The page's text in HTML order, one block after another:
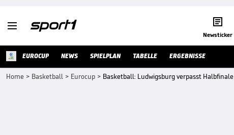
 
Newsticker
EUROCUP NEWS SPIELPLAN TABELLE ERGEBNISSE
Home > Basketball > Eurocup > Basketball: Ludwigsburg verpasst Halbfinale